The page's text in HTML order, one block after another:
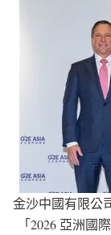
金沙中國有限公
「2026 亞洲國